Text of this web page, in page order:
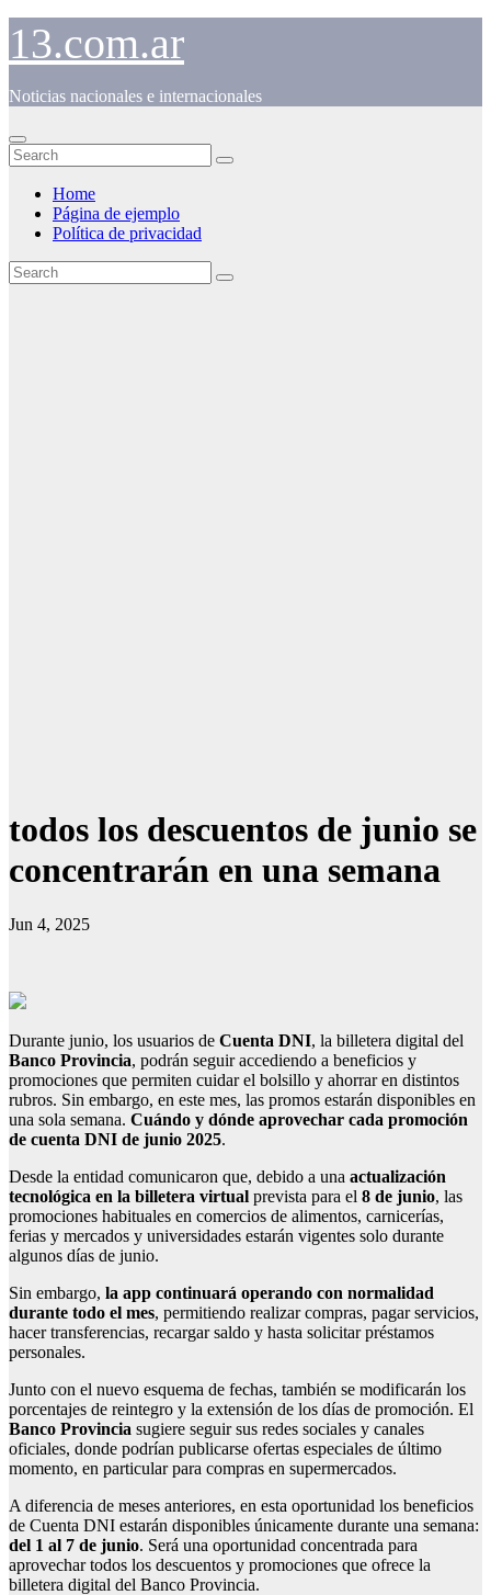
Skip
content
13.com.ar
Noticias nacionales e internacionales
Home
Página de ejemplo
Política de privacidad
todos los descuentos de junio se
concentrarán en una semana
Jun 4, 2025
Durante junio, los usuarios de Cuenta DNI, la billetera digital del
Banco Provincia, podrán seguir accediendo a beneficios y
promociones que permiten cuidar el bolsillo y ahorrar en distintos
rubros. Sin embargo, en este mes, las promos estarán disponibles en
una sola semana. Cuándo y dónde aprovechar cada promoción
de cuenta DNI de junio 2025.
Desde la entidad comunicaron que, debido a una actualización
tecnológica en la billetera virtual prevista para el 8 de junio, las
promociones habituales en comercios de alimentos, carnicerías,
ferias y mercados y universidades estarán vigentes solo durante
algunos días de junio.
Sin embargo, la app continuará operando con normalidad
durante todo el mes, permitiendo realizar compras, pagar servicios,
hacer transferencias, recargar saldo y hasta solicitar préstamos
personales.
Junto con el nuevo esquema de fechas, también se modificarán los
porcentajes de reintegro y la extensión de los días de promoción. El
Banco Provincia sugiere seguir sus redes sociales y canales
oficiales, donde podrían publicarse ofertas especiales de último
momento, en particular para compras en supermercados.
A diferencia de meses anteriores, en esta oportunidad los beneficios
de Cuenta DNI estarán disponibles únicamente durante una semana:
del 1 al 7 de junio. Será una oportunidad concentrada para
aprovechar todos los descuentos y promociones que ofrece la
billetera digital del Banco Provincia.